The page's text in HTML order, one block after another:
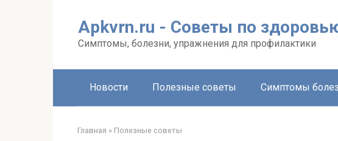
Apkvrn.ru - Советы по
Симптомы, болезни, упражнения для профилактики
Новости Полезные советы Симптомы
Главная » Полезные советы